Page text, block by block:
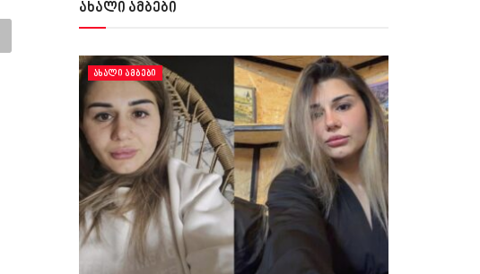
ახალი ამბები
ᲐᲮᲐᲚᲘ ᲐᲛᲑᲔᲑᲘ